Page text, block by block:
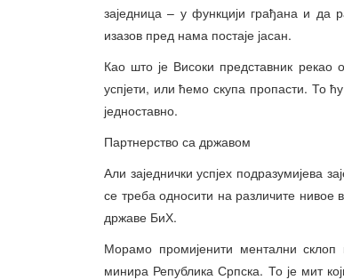
заједница – у функцији грађана и да
изазов пред нама постаје јасан.
Као што је Високи представник рекао
успјети, или ћемо скупа пропасти. То
једноставно.
Партнерство са државом
Али заједнички успјех подразумијева
се треба односити на различите
државе БиХ.
Морамо промијенити ментални
минира Република Српска. То је мит